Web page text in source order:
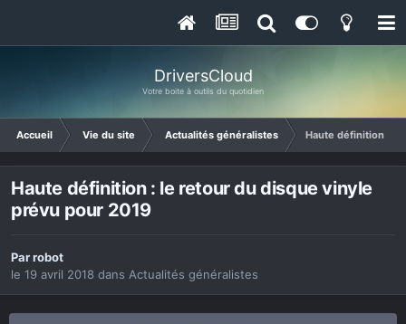
DriversCloud
Votre boite à outils du quotidien
Accueil Vie du site Actualités généralistes Haute définition :
Haute définition : le retour du disque vinyle
prévu pour 2019
Parrobot
le 19 avril 2018 dans Actualités généralistes